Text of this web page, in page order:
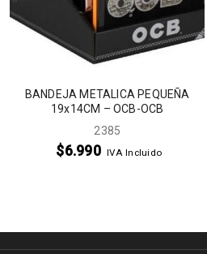
BANDEJA METALICA PEQUEÑA
19x14CM – OCB-OCB
2385
$6.990 IVA Incluido